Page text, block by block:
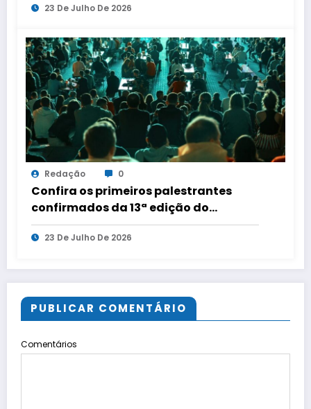
23 De Julho De 2026
Redação 0
Confira os primeiros palestrantes
confirmados da 13ª edição do
Conecta Imobi, em São Paulo
23 De Julho De 2026
PUBLICAR COMENTÁRIO
Comentários